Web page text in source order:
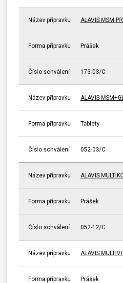
Název přípravku ALAVIS MSM
Forma přípravku Prášek
Číslo schválení 173-03/C
Název přípravku ALAVIS
Forma přípravku Tablety
Číslo schválení 052-03/C
Název přípravku ALAVIS
Forma přípravku Prášek
Číslo schválení 052-12/C
Název přípravku ALAVIS
Forma přípravku Prášek